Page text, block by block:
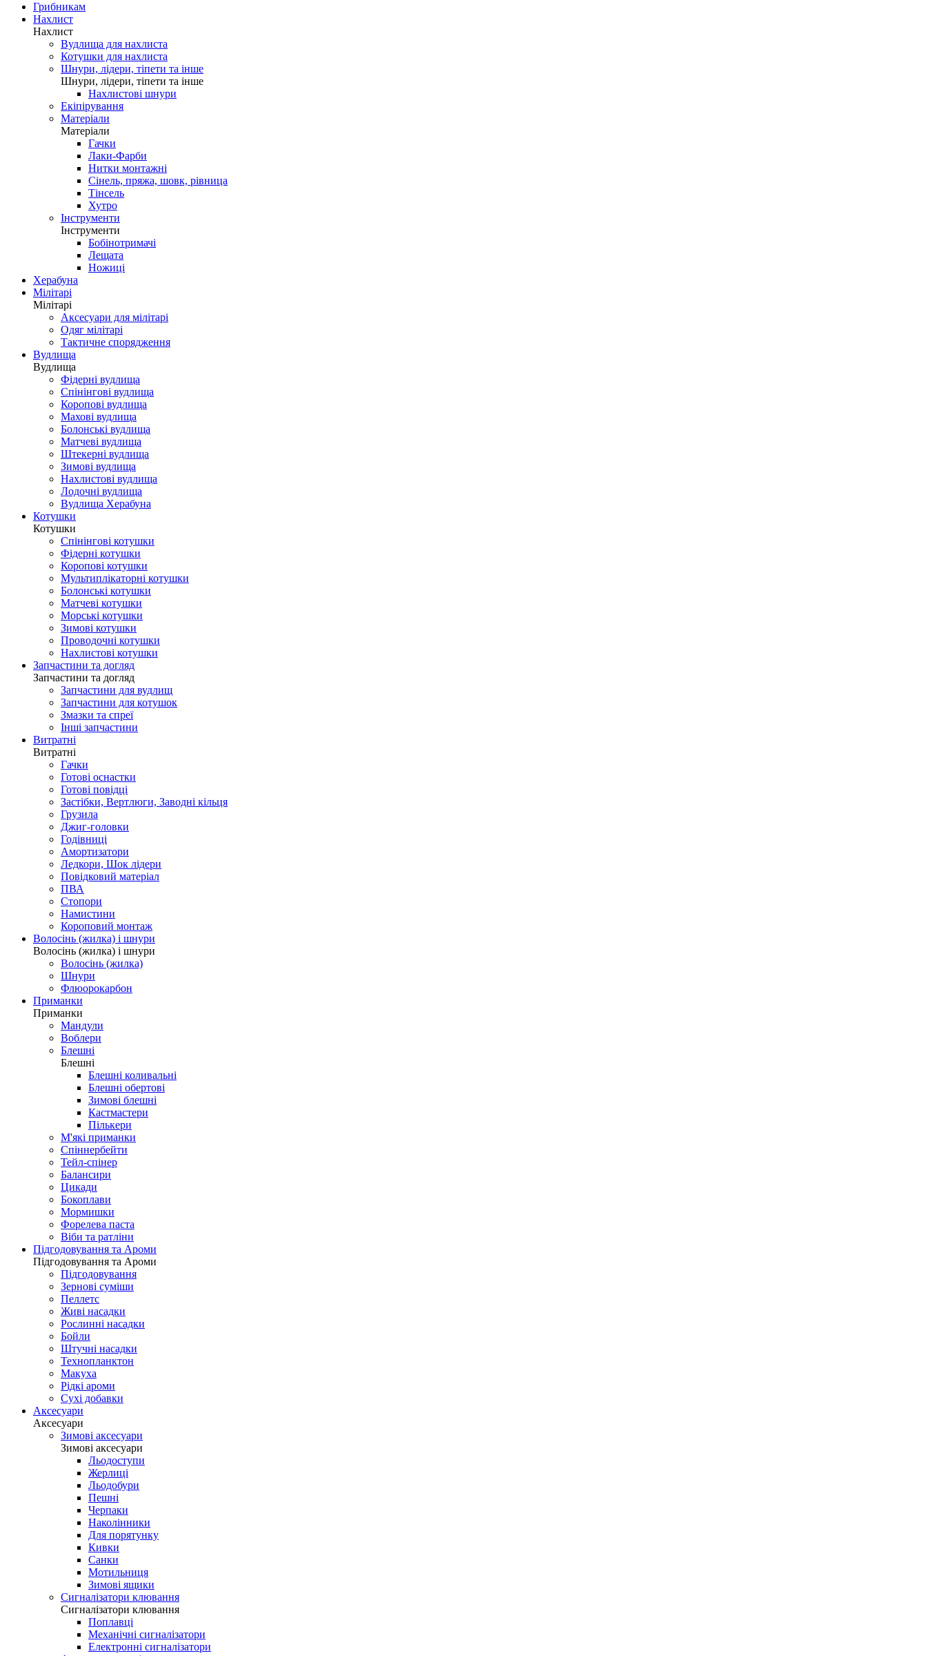
Грибникам
Нахлист
Нахлист
Вудлища для нахлиста
Котушки для нахлиста
Шнури, лідери, тіпети та інше
Шнури, лідери, тіпети та інше
Нахлистові шнури
Екіпірування
Матеріали
Матеріали
Гачки
Лаки-Фарби
Нитки монтажні
Сінель, пряжа, шовк, рівница
Тінсель
Хутро
Інструменти
Інструменти
Бобінотримачі
Лещата
Ножиці
Херабуна
Мілітарі
Мілітарі
Аксесуари для мілітарі
Одяг мілітарі
Тактичне спорядження
Вудлища
Вудлища
Фідерні вудлища
Спінінгові вудлища
Коропові вудлища
Махові вудлища
Болонські вудлища
Матчеві вудлища
Штекерні вудлища
Зимові вудлища
Нахлистові вудлища
Лодочні вудлища
Вудлища Херабуна
Котушки
Котушки
Спінінгові котушки
Фідерні котушки
Коропові котушки
Мультиплікаторні котушки
Болонські котушки
Матчеві котушки
Морські котушки
Зимові котушки
Проводочні котушки
Нахлистові котушки
Запчастини та догляд
Запчастини та догляд
Запчастини для вудлищ
Запчастини для котушок
Змазки та спреї
Інші запчастини
Витратні
Витратні
Гачки
Готові оснастки
Готові повідці
Застібки, Вертлюги, Заводні кільця
Грузила
Джиг-головки
Годівниці
Амортизатори
Ледкори, Шок лідери
Повідковий матеріал
ПВА
Стопори
Намистини
Короповий монтаж
Волосінь (жилка) і шнури
Волосінь (жилка) і шнури
Волосінь (жилка)
Шнури
Флюорокарбон
Приманки
Приманки
Мандули
Воблери
Блешні
Блешні
Блешні коливальні
Блешні обертові
Зимові блешні
Кастмастери
Пількери
М'які приманки
Спіннербейти
Тейл-спінер
Балансири
Цикади
Бокоплави
Мормишки
Форелева паста
Віби та ратліни
Підгодовування та Ароми
Підгодовування та Ароми
Підгодовування
Зернові суміши
Пеллетс
Живі насадки
Рослинні насадки
Бойли
Штучні насадки
Технопланктон
Макуха
Рідкі ароми
Сухі добавки
Аксесуари
Аксесуари
Зимові аксесуари
Зимові аксесуари
Льодоступи
Жерлиці
Льодобури
Пешні
Черпаки
Наколінники
Для порятунку
Кивки
Санки
Мотильниця
Зимові ящики
Сигналізатори клювання
Сигналізатори клювання
Поплавці
Механічні сигналізатори
Електронні сигналізатори